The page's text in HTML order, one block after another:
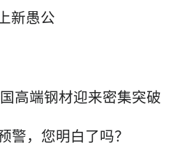
新愚公
高端钢材迎来密集突破
警，您明白了吗？